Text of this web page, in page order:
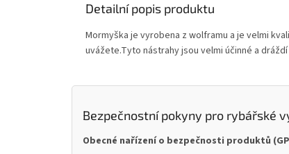
Detailní popis produktu
Mormyška je vyrobena z wolframu a je velmi
uvážete.Tyto nástrahy jsou velmi účinné a
Bezpečnostní pokyny pro rybářské
Obecné nařízení o bezpečnosti produktů